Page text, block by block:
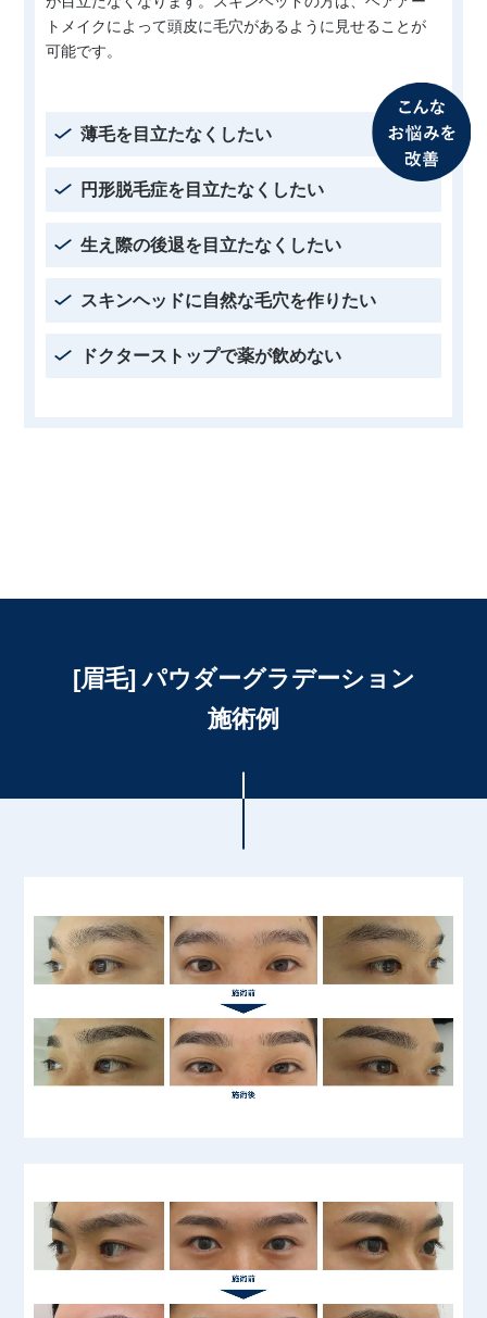
トメイクによって頭皮に毛穴があるように見せることが
可能です。
薄毛を目立たなくしたい
円形脱毛症を目立たなくしたい
生え際の後退を目立たなくしたい
スキンヘッドに自然な毛穴を作りたい
ドクターストップで薬が飲めない
[眉毛] パウダーグラデーション
施術例